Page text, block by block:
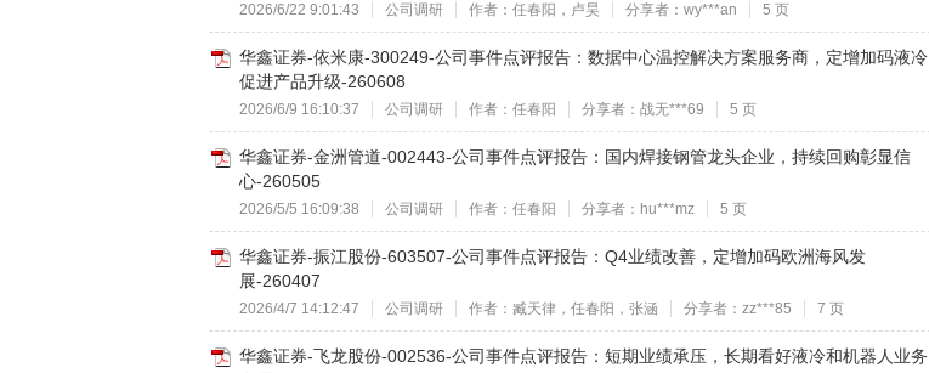
2026/6/22 9:01:43 公司调研 作者：任春阳，卢昊 分享者：wy***an 5 页
华鑫证券-依米康-300249-公司事件点评报告：数据中心温控解决方案服务商，定增加码液冷
促进产品升级-260608
2026/6/9 16:10:37 公司调研 作者：任春阳 分享者：战无***69 5 页
华鑫证券-金洲管道-002443-公司事件点评报告：国内焊接钢管龙头企业，持续回购彰显信
心-260505
2026/5/5 16:09:38 公司调研 作者：任春阳 分享者：hu***mz 5 页
华鑫证券-振江股份-603507-公司事件点评报告：Q4业绩改善，定增加码欧洲海风发
展-260407
2026/4/7 14:12:47 公司调研 作者：臧天律，任春阳，张涵 分享者：zz***85 7 页
华鑫证券-飞龙股份-002536-公司事件点评报告：短期业绩承压，长期看好液冷和机器人业务